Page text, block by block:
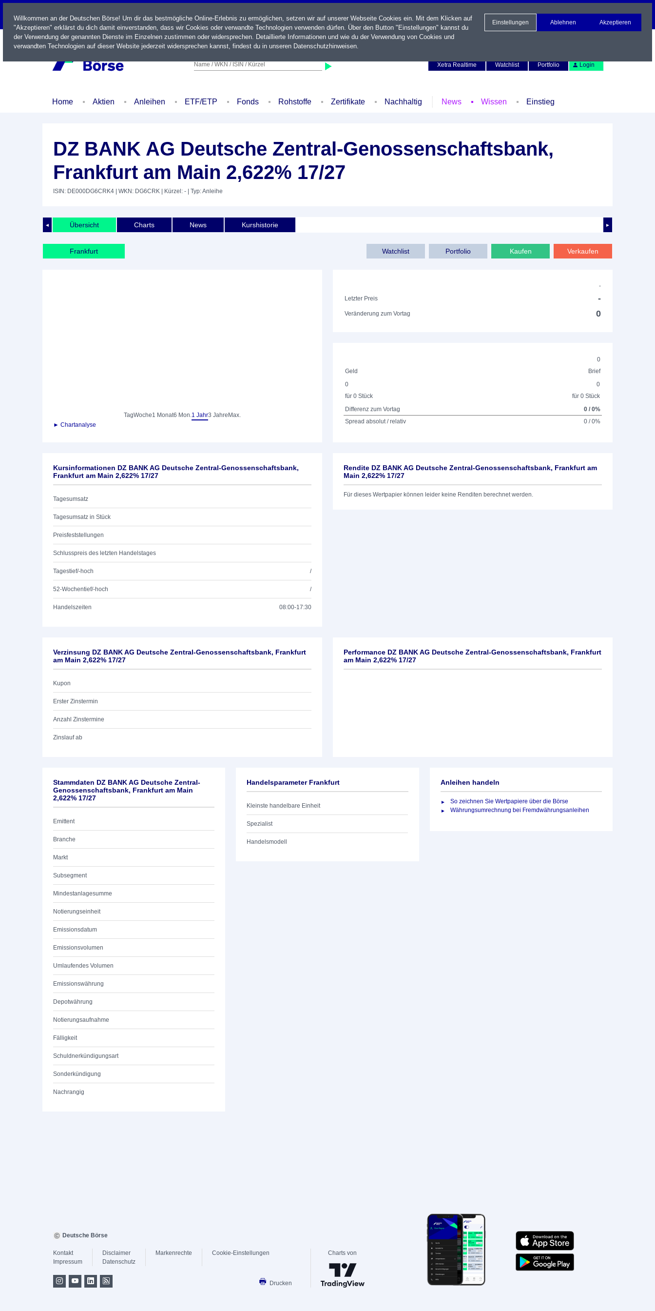
LIVE
Name / WKN / ISIN / Kürzel
Xetra Realtime
Watchlist Portfolio Login
Home Aktien Anleihen ETF/ETP Fonds Rohstoffe Zertifikate Nachhaltig News Wissen Einstieg
DZ BANK AG Deutsche Zentral-Genossenschaftsbank,
Frankfurt am Main 2,622% 17/27
ISIN: DE000DG6CRK4 | WKN: DG6CRK | Kürzel: - | Typ: Anleihe
◄ ►
Übersicht Charts News Kurshistorie
Frankfurt Verkaufen
Kaufen
Portfolio
Watchlist
TagWoche1 Monat6 Mon.1 Jahr3 Jahre Max.
► Chartanalyse
-
Letzter Preis
-
Veränderung zum Vortag 0
0
Geld
Brief
0
für 0 Stück
0
für 0 Stück
Differenz zum Vortag
0 / 0%
Spread absolut / relativ
0 / 0%
Kursinformationen DZ BANK AG Deutsche Zentral-Genossenschaftsbank,
Frankfurt am Main 2,622% 17/27
Tagesumsatz
Tagesumsatz in Stück
Preisfeststellungen
Schlusspreis des letzten Handelstages
Tagestief/-hoch /
52-Wochentief/-hoch /
Handelszeiten 08:00-17:30
Rendite DZ BANK AG Deutsche Zentral-Genossenschaftsbank, Frankfurt am
Main 2,622% 17/27
Für dieses Wertpapier können leider keine Renditen berechnet werden.
Verzinsung DZ BANK AG Deutsche Zentral-Genossenschaftsbank, Frankfurt
am Main 2,622% 17/27
Kupon
Erster Zinstermin
Anzahl Zinstermine
Zinslauf ab
Performance DZ BANK AG Deutsche Zentral-Genossenschaftsbank, Frankfurt
am Main 2,622% 17/27
Stammdaten DZ BANK AG Deutsche Zentral-
Genossenschaftsbank, Frankfurt am Main
2,622% 17/27
Emittent
Branche
Markt
Subsegment
Mindestanlagesumme
Notierungseinheit
Emissionsdatum
Emissionsvolumen
Umlaufendes Volumen
Emissionswährung
Depotwährung
Notierungsaufnahme
Fälligkeit
Schuldnerkündigungsart
Sonderkündigung
Nachrangig
Handelsparameter Frankfurt
Kleinste handelbare Einheit
Spezialist
Handelsmodell
Anleihen handeln
So zeichnen Sie Wertpapiere über die Börse
Währungsumrechnung bei Fremdwährungsanleihen
Willkommen an der Deutschen Börse! Um dir das bestmögliche Online-Erlebnis zu ermöglichen, setzen wir auf unserer Webseite Cookies ein. Mit dem Klicken auf
"Akzeptieren" erklärst du dich damit einverstanden, dass wir Cookies oder verwandte Technologien verwenden dürfen. Über den Button "Einstellungen" kannst du
der Verwendung der genannten Dienste im Einzelnen zustimmen oder widersprechen. Detaillierte Informationen und wie du der Verwendung von Cookies und
verwandten Technologien auf dieser Website jederzeit widersprechen kannst, findest du in unseren Datenschutzhinweisen.
Einstellungen Ablehnen Akzeptieren
Deutsche Börse
Kontakt
Impressum
Disclaimer
Datenschutz
Markenrechte Cookie-Einstellungen
Drucken
Charts von